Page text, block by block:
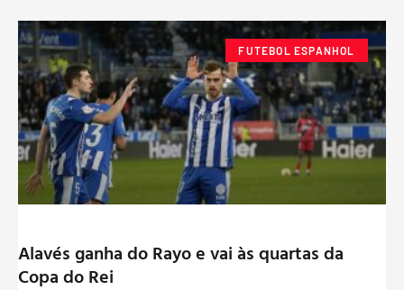
FUTEBOL ESPANHOL
Alavés ganha do Rayo e vai às quartas da
Copa do Rei